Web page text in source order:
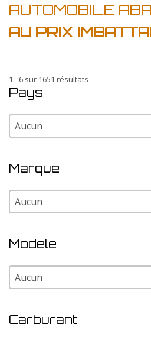
AUTOMOBILE
AU PRIX
1 - 6 sur 1651 résultats
Pays
Pays
Pays
Marque
Marque
Marque
Modele
Modele
Modele
Carburant